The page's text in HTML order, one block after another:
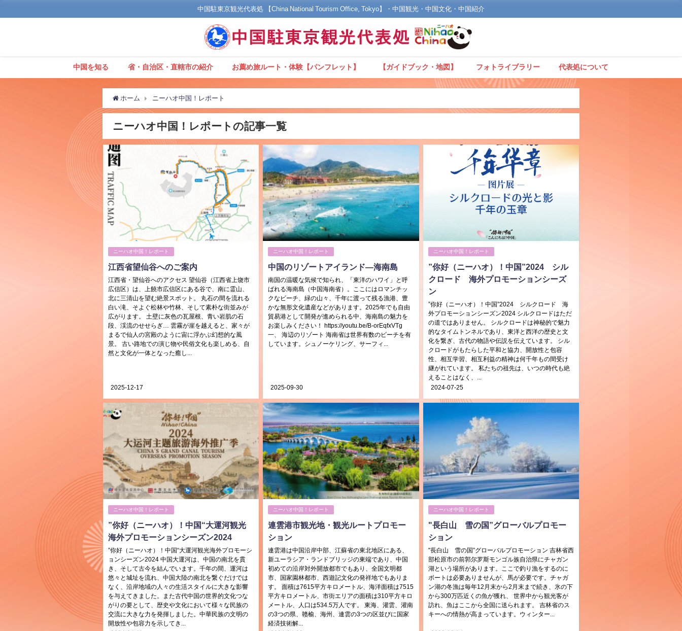
中国駐東京観光代表処 【China National Tourism Office, Tokyo】・中国観光・中国文化・中国紹介
中国を知る 省・自治区・直轄市の紹介 お薦め旅ルート・体験【パンフレット】 【ガイドブック・地図】 フォトライブラリー 代表処について
ホーム ニーハオ中国！レポート
ニーハオ中国！レポートの記事一覧
ニーハオ中国！レポート
江西省望仙谷へのご案内
江西省・望仙谷へのアクセス 望仙谷（江西省上饶市
広信区）は、上饒市広信区にある谷で、南に霊山、
北に三清山を望む絶景スポット。 丸石の間を流れる
白い滝、そよぐ松林や竹林、そして素朴な街並みが
広がります。 土壁に灰色の瓦屋根、青い岩肌の石
段、渓流のせせらぎ… 雲霧が崖を越えると、家々が
まるで仙人の宮殿のように宙に浮かぶ幻想的な風
景。 古い路地での演じ物や民俗文化も楽しめる、自
然と文化が一体となった癒し...
2025-12-17
ニーハオ中国！レポート
中国のリゾートアイランド—海南島
南国の温暖な気候で知られ、「東洋のハワイ」と呼
ばれる海南島（中国海南省）。ここにはロマンチッ
クなビーチ、緑の山々、千年に渡って残る漁港、豊
かな無形文化遺産などがあります。2025年でも自由
貿易港として開発が進められる中、海南島の魅力を
お楽しみください！ https://youtu.be/B-orEqfxVTg
一、 海辺のリゾート 海南省は世界有数のビーチを有
しています。シュノーケリング、サーフィ...
2025-09-30
ニーハオ中国！レポート
”你好（ニーハオ）！中国”2024 シル
クロード 海外プロモーションシーズ
ン
”你好（ニーハオ）！中国”2024 シルクロード 海
外プロモーションシーズン2024 シルクロードはただ
の道ではありません。 シルクロードは神秘的で魅力
的なタイムトンネルであり、東洋と西洋の歴史と文
化を繋ぎ、古代の物語や伝説を伝えています。 シル
クロードがもたらした平和と協力、開放性と包容
性、相互学習、相互利益の精神は何千年もの間受け
継がれています。 私たちの祖先は、いつの時代も絶
えることはなく、...
2024-07-25
ニーハオ中国！レポート
”你好（ニーハオ）！中国“大運河観光
海外プロモーションシーズン2024
”你好（ニーハオ）！中国“大運河観光海外プロモーシ
ョンシーズン2024 中国大運河は、中国の南北を貫
き、そして古今を結んでいます。千年の間、運河は
悠々と城址を流れ、中国大陸の南北を繋ぐだけでは
なく、沿岸地域の人々の生活スタイルに大きな影響
を与えてきました。また古代中国の世界的文化つな
がりの要として、歴史や文化において様々な民族の
交流に大きな力を発揮しました。中華民族の文明の
開放性や包容力を示してき...
ニーハオ中国！レポート
連雲港市観光地・観光ルートプロモー
ション
連雲港は中国沿岸中部、江蘇省の東北地区にある、
新ユーラシア・ランドブリッジの東端であり、中国
初めての沿岸対外開放都市でもあり、全国文明都
市、国家園林都市、西遊記文化の発祥地でもありま
す。 面積は7615平方キロメートル、海洋面積は7515
平方キロメートル、市街エリアの面積は310平方キロ
メートル、人口は534.5万人です。 東海、灌雲、灌南
の3つの県、赣榆、海州、連雲の3つの区並びに国家
経済技術解...
ニーハオ中国！レポート
"長白山 雪の国”グローバルプロモー
ション
"長白山 雪の国”グローバルプロモーション 吉林省西
部松原市の前郭尔罗斯モンゴル族自治県にチャガン
湖という場所があります。ここで釣り漁をするのに
ボートは必要ありませんが、馬が必要です。チャガ
ン湖の冬漁は毎年12月末から2月末まで続き、氷の下
から300万匹近くの魚が獲れ、 世界中から観光客が
訪れ、魚はここから全国に送られます。 吉林省のス
キーへの情熱が高まっています。ウィンター...